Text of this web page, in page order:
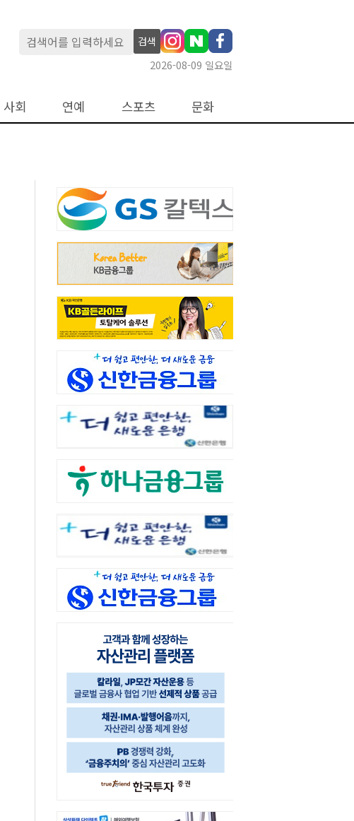
검색
2026-08-09 일요일
사회 연예 스포츠 문화